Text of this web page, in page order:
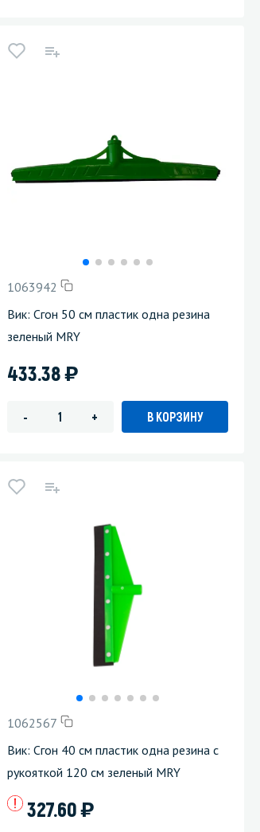
1063942
Вик: Сгон 50 см пластик одна резина
зеленый MRY
433.38)
- + В КОРЗИНУ
1062567
Вик: Сгон 40 см пластик одна резина с
рукояткой 120 см зеленый MRY
327.60)